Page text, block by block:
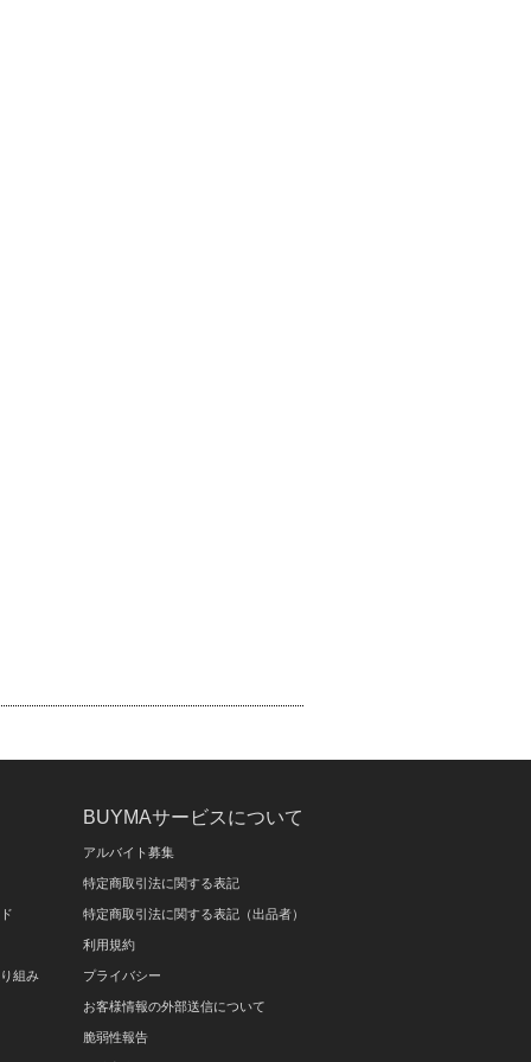
組み
BUYMAサービスについて
アルバイト募集
特定商取引法に関する表記
特定商取引法に関する表記（出品者）
利用規約
プライバシー
お客様情報の外部送信について
脆弱性報告